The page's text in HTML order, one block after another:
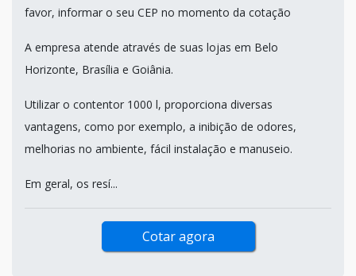
favor, informar o seu CEP no momento da cotação
A empresa atende através de suas lojas em Belo
Horizonte, Brasília e Goiânia.
Utilizar o contentor 1000 l, proporciona diversas
vantagens, como por exemplo, a inibição de odores,
melhorias no ambiente, fácil instalação e manuseio.
Em geral, os resí...
Cotar agora